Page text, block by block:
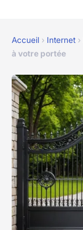
Accueil › Internet ›
à votre portée